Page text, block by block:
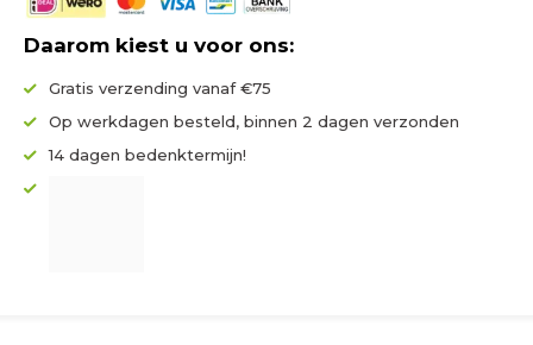
Daarom kiest u voor ons:
Gratis verzending vanaf €75
Op werkdagen besteld, binnen 2 dagen verzonden
14 dagen bedenktermijn!